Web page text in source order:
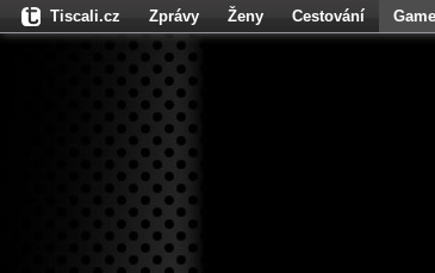
Tiscali.cz Zprávy Ženy Cestování
Fights.cz